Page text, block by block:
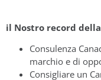
il Nostro record
Consulenza
marchio e di
Consigliare un